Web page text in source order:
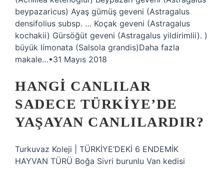
beypazaricus) Ayaş gümüş geveni (Astragalus
densifolius subsp. … Koçak geveni (Astragalus
kochakii) Gürsöğüt geveni (Astragalus yildirimlii). )
büyük limonata (Salsola grandis)Daha fazla
makale…•31 Mayıs 2018
HANGI CANLILAR
SADECE TÜRKIYE’DE
YAŞAYAN CANLILARDIR?
Turkuvaz Koleji | TÜRKİYE’DEKİ 6 ENDEMİK
HAYVAN TÜRÜ Boğa Sivri burunlu Van kedisi